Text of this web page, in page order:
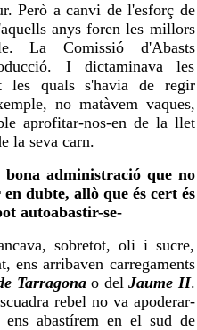
Però a canvi de l'esforç de
anys foren les millors
La Comissió d'Abasts
I dictaminava les
les quals s'havia de regir
no matàvem vaques,
aprofitar-nos-en de la llet
la seva carn.
administració que no
dubte, allò que és cert és
autoabastir-se-
sobretot, oli i sucre,
ens arribaven carregaments
Tarragonao delJaume II.
rebel no va apoderar-
ens abastírem en el sud de